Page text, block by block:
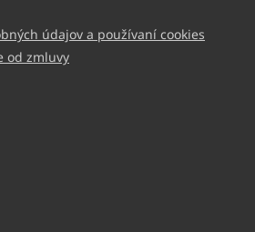
údajov a používaní cookies
od zmluvy